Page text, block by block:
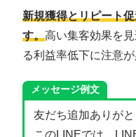
新規獲得とリピート
す。高い集客効果を
る利益率低下に注意
メッセージ例文
友だち追加ありがと
このLINEでは、